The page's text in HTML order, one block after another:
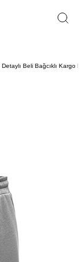
Beli Bağcıklı Kargo